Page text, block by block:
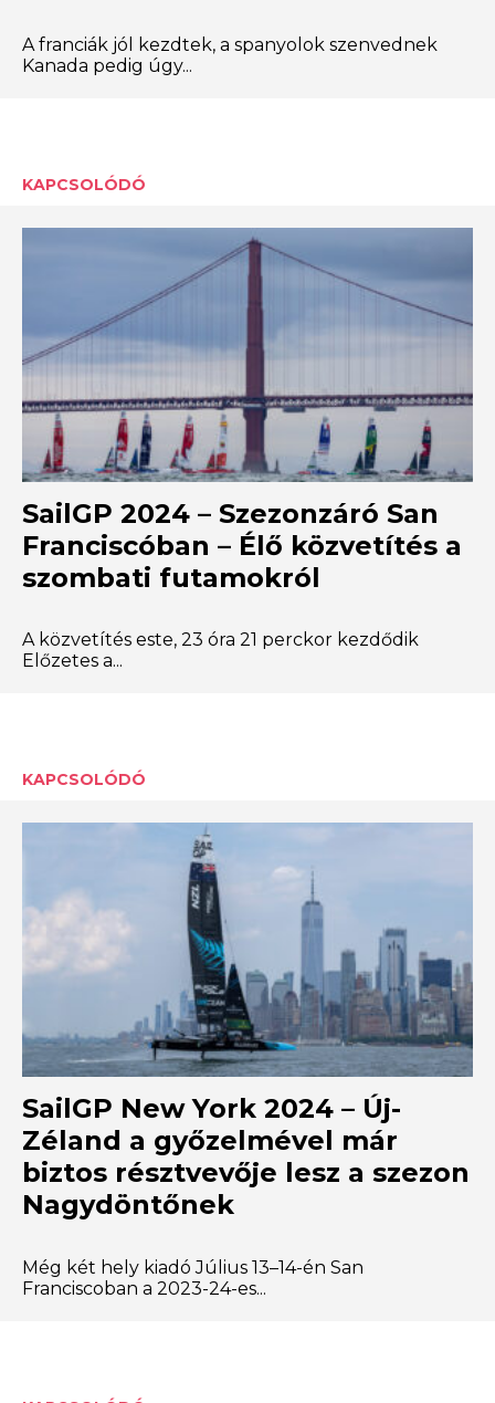
A franciák jól kezdtek, a spanyolok szenvednek
Kanada pedig úgy...
KAPCSOLÓDÓ
SailGP 2024 – Szezonzáró San
Franciscóban – Élő közvetítés a
szombati futamokról
A közvetítés este, 23 óra 21 perckor kezdődik
Előzetes a...
KAPCSOLÓDÓ
SailGP New York 2024 – Új-
Zéland a győzelmével már
biztos résztvevője lesz a szezon
Nagydöntőnek
Még két hely kiadó Július 13–14-én San
Franciscoban a 2023-24-es...